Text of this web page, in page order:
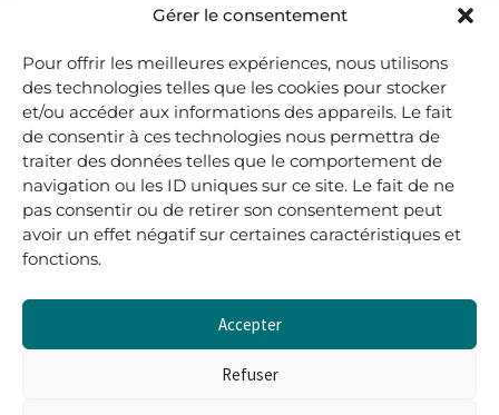
Gérer le consentement
Pour offrir les meilleures expériences, nous utilisons
des technologies telles que les cookies pour stocker
et/ou accéder aux informations des appareils. Le fait
de consentir à ces technologies nous permettra de
traiter des données telles que le comportement de
navigation ou les ID uniques sur ce site. Le fait de ne
pas consentir ou de retirer son consentement peut
avoir un effet négatif sur certaines caractéristiques et
fonctions.
Accepter
Refuser
48, rue Maubec 33210 LANGON
05 40 41 37 18
.
MARDI AU SAMEDI
10H00-12H45 | 14H00 -19H00
boutique@lerenardetlasouris.com